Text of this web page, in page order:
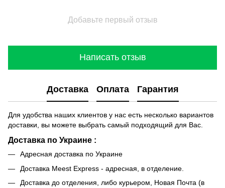
Добавьте первый отзыв
Написать отзыв
Доставка Оплата Гарантия
Для удобства наших клиентов у нас есть несколько вариантов
доставки, вы можете выбрать самый подходящий для Вас.
Доставка по Украине :
Адресная доставка по Украине
Доставка Meest Express - адресная, в отделение.
Доставка до отделения, либо курьером, Новая Почта (в